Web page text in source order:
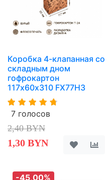
Коробка 4-клапанная со
складным дном
гофрокартон
117х60х310 FX77H3
7 голосов
2,40 BYN
1,30 BYN
-45,00%